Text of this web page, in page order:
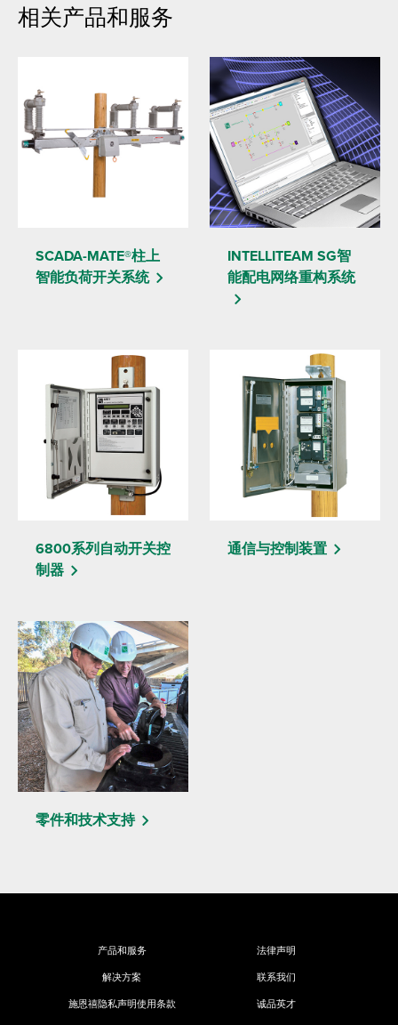
相关产品和服务
SCADA-MATE®柱上
智能负荷开关系统
INTELLITEAM SG智
能配电网络重构系统
6800系列自动开关控
制器
通信与控制装置
零件和技术支持
产品和服务
解决方案
法律声明
联系我们
施恩禧隐私声明使用条款
诚品英才